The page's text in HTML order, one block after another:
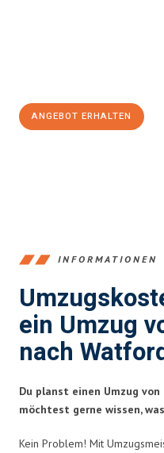
ANGEBOT ERHALTEN
INFORMATIONEN
ein Umzug
nach
Du planst einen Umzug
möchtest gerne wissen,
Kein Problem! Mit